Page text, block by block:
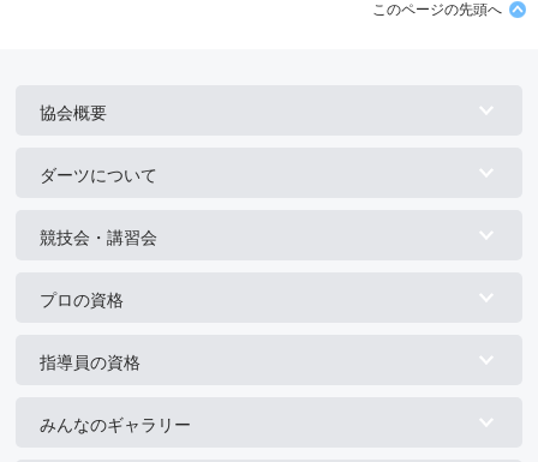
このページの先頭へ
協会概要
ダーツについて
競技会・講習会
プロの資格
指導員の資格
みんなのギャラリー